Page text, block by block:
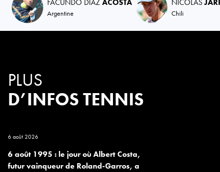
FACUNDO DIAZ ACOSTA
Argentine
NICOLAS
Chili
PLUS
D’INFOS TENNIS
6 août 2026
6 août 1995 : le jour où Albert Costa,
futur vainqueur de Roland-Garros, a